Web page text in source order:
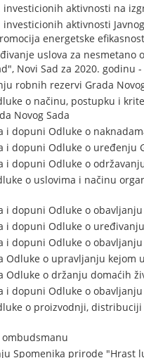
investicionih aktivnosti na
aktivnosti
energetske
uslova za
Novi Sad za 2020. godinu
robnih rezervi Grada
o načinu, postupku i
Novog Sada
i dopuni Odluke o
i dopuni Odluke o uređenju
i dopuni Odluke o
o uslovima i načinu
i dopuni Odluke o
i dopuni Odluke o
i dopuni Odluke o
Odluke o upravljanju kejom
Odluke o držanju domaćih
i dopuni Odluke o
o proizvodnji,
ombudsmanu
Spomenika prirode "Hrast